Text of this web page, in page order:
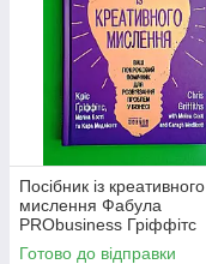
Посібник із креативного
мислення Фабула
PRObusiness Гріффітс
фіолетова
Готово до відправки